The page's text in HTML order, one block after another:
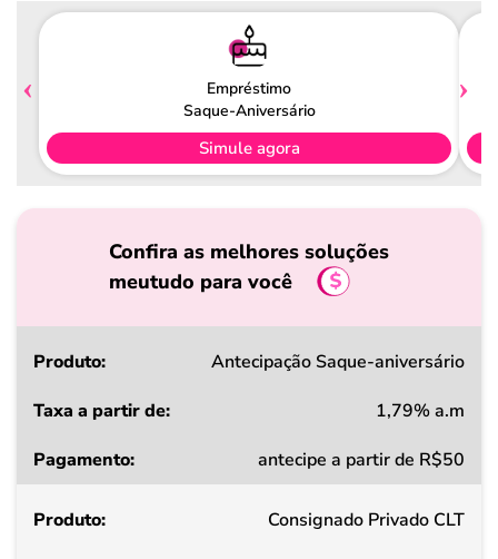
Empréstimo
Saque-Aniversário
Simule agora
Confira as melhores soluções
meutudo para você
Produto
a
de
Antecipação Saque-aniversário
1,79% a.m
antecipe a partir de R$50
Consignado Privado CLT